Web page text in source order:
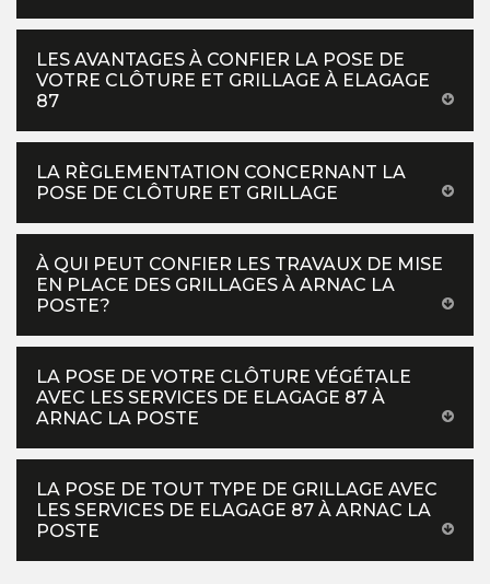
LES AVANTAGES À CONFIER LA POSE DE
VOTRE CLÔTURE ET GRILLAGE À ELAGAGE
87
LA RÈGLEMENTATION CONCERNANT LA
POSE DE CLÔTURE ET GRILLAGE
À QUI PEUT CONFIER LES TRAVAUX DE MISE
EN PLACE DES GRILLAGES À ARNAC LA
POSTE?
LA POSE DE VOTRE CLÔTURE VÉGÉTALE
AVEC LES SERVICES DE ELAGAGE 87 À
ARNAC LA POSTE
LA POSE DE TOUT TYPE DE GRILLAGE AVEC
LES SERVICES DE ELAGAGE 87 À ARNAC LA
POSTE